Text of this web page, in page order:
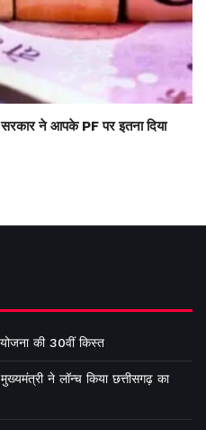
सरकार ने आपके PF पर इतना दिया
की 30वीं किस्त
ने लॉन्च किया छत्तीसगढ़ का